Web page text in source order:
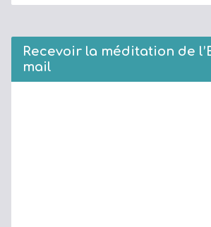
Recevoir la méditation de
mail